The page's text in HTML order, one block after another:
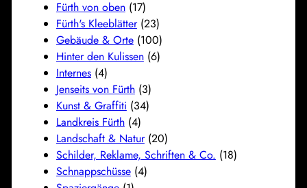
Fürth von oben(17)
Fürth's Kleeblätter(23)
Gebäude & Orte(100)
Hinter den Kulissen(6)
Internes(4)
Jenseits von Fürth(3)
Kunst & Graffiti (34)
Landkreis Fürth(4)
Landschaft & Natur(20)
Schilder, Reklame, Schriften & Co. (18)
Schnappschüsse(4)